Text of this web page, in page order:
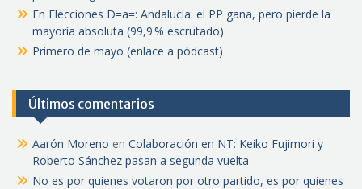
En Elecciones D=a=: Andalucía: el PP gana, pero pierde la
mayoría absoluta (99,9 % escrutado)
Primero de mayo (enlace a pódcast)
Últimos comentarios
Aarón Moreno en Colaboración en NT: Keiko Fujimori y
Roberto Sánchez pasan a segunda vuelta
No es por quienes votaron por otro partido, es por quienes